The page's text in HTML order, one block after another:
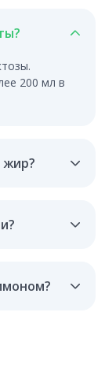
200 мл в
жир?